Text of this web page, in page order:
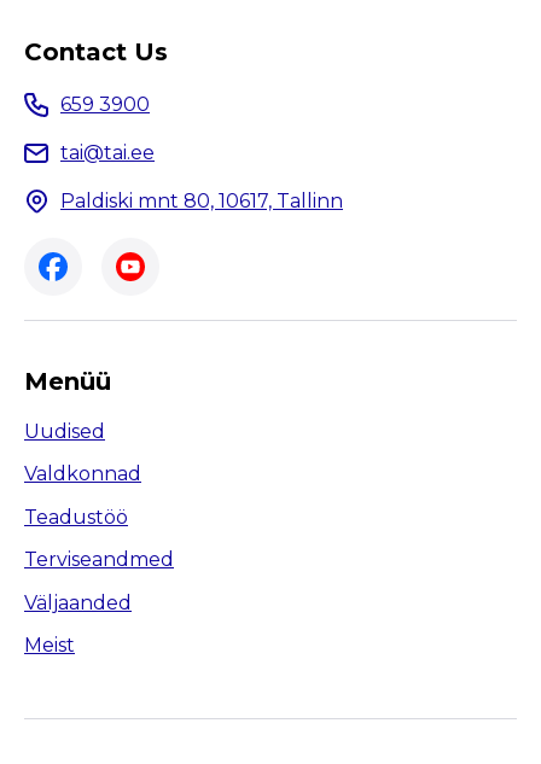
Contact Us
659 3900
tai@tai.ee
Paldiski mnt 80, 10617, Tallinn
Menüü
Uudised
Valdkonnad
Teadustöö
Terviseandmed
Väljaanded
Meist